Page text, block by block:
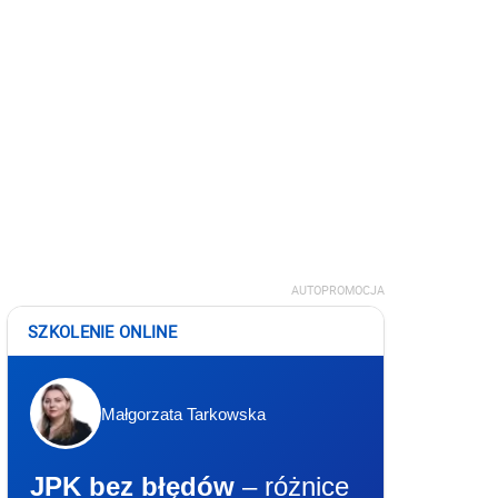
AUTOPROMOCJA
SZKOLENIE ONLINE
Małgorzata Tarkowska
JPK bez błędów – różnice